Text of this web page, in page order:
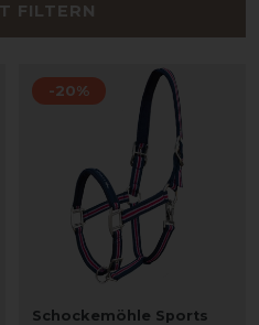
FILTERN
-20%
Schockemöhle Sports